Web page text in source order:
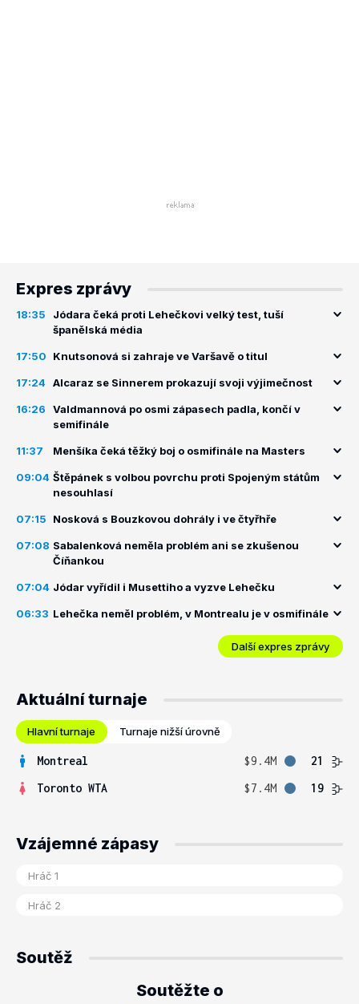
Expres zprávy
18:35
Jódara čeká proti Lehečkovi velký test, tuší
španělská média
17:50 Knutsonová si zahraje ve Varšavě o titul
17:24 Alcaraz se Sinnerem prokazují svoji výjimečnost
16:26
Valdmannová po osmi zápasech padla, končí v
semifinále
11:37 Menšíka čeká těžký boj o osmifinále na Masters
09:04 Štěpánek s volbou povrchu proti Spojeným státům
nesouhlasí
07:15 Nosková s Bouzkovou dohrály i ve čtyřhře
07:08 Sabalenková neměla problém ani se zkušenou
Číňankou
07:04 Jódar vyřídil i Musettiho a vyzve Lehečku
06:33 Lehečka neměl problém, v Montrealu je v osmifinále
Další expres zprávy
Aktuální turnaje
Hlavní turnaje Turnaje nižší úrovně
Montreal $9.4M
21
Toronto WTA
$7.4M 19
Vzájemné zápasy
Soutěž
Soutěžte o